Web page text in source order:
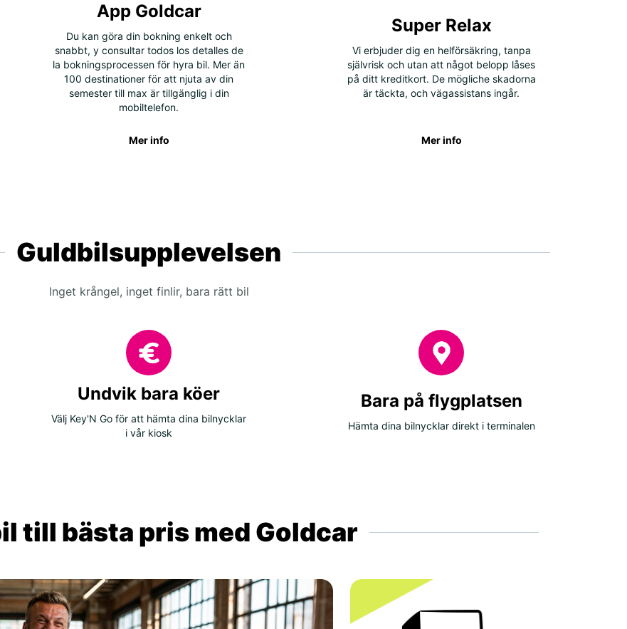
App Goldcar
Du kan göra din bokning enkelt och
snabbt, y consultar todos los detalles de
la bokningsprocessen för hyra bil. Mer än
100 destinationer för att njuta av din
semester till max är tillgänglig i din
mobiltelefon.
Mer info
Super Relax
Vi erbjuder dig en helförsäkring, tanpa
självrisk och utan att något belopp låses
på ditt kreditkort. De mögliche skadorna
är täckta, och vägassistans ingår.
Mer info
Guldbilsupplevelsen
Inget krångel, inget finlir, bara rätt bil
Undvik bara köer
Välj Key'N Go för att hämta dina bilnycklar
i vår kiosk
Bara på flygplatsen
Hämta dina bilnycklar direkt i terminalen
till bästa pris med Goldcar